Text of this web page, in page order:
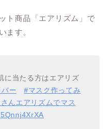
ト商品「エアリズム」で
ます。
に当たる方はエアリズ
ー
#マスク作ってみ
んエアリズムでマス